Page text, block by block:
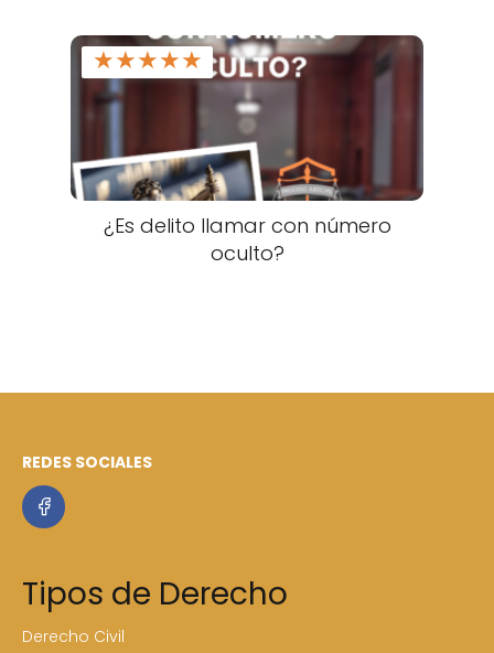
★★★★★
¿Es delito llamar con número
oculto?
REDES SOCIALES
Tipos de Derecho
Derecho Civil